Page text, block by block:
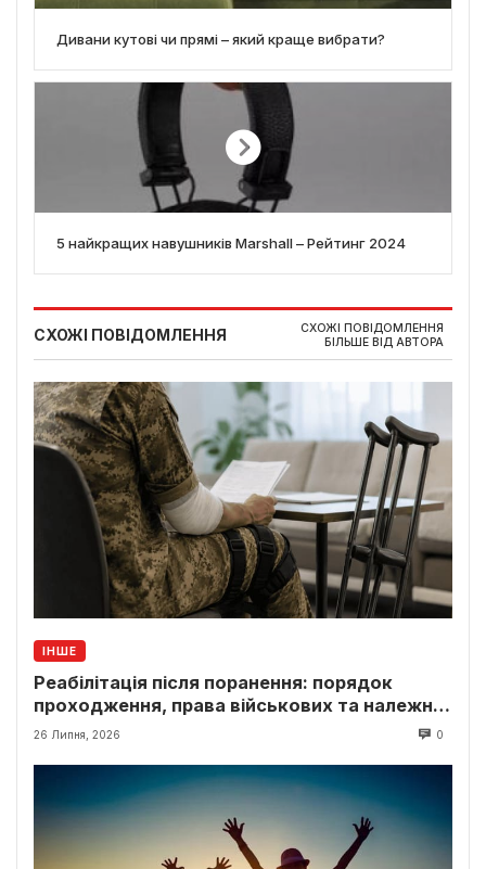
Дивани кутові чи прямі – який краще вибрати?
5 найкращих навушників Marshall – Рейтинг 2024
СХОЖІ ПОВІДОМЛЕННЯ
СХОЖІ ПОВІДОМЛЕННЯ
БІЛЬШЕ ВІД АВТОРА
ІНШЕ
Реабілітація після поранення: порядок
проходження, права військових та належні
виплати
26 Липня, 2026 0